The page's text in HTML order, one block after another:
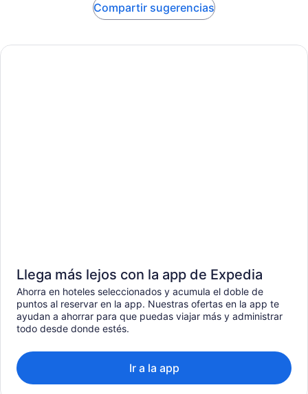
Compartir sugerencias
Llega más lejos con la app de Expedia
Ahorra en hoteles seleccionados y acumula el doble de
puntos al reservar en la app. Nuestras ofertas en la app te
ayudan a ahorrar para que puedas viajar más y administrar
todo desde donde estés.
Ir a la app